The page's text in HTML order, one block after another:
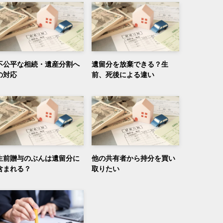
公平な相続・遺産分割へ
対応
遺留分を放棄できる？生
前、死後による違い
前贈与のぶんは遺留分に
まれる？
他の共有者から持分を買い
取りたい